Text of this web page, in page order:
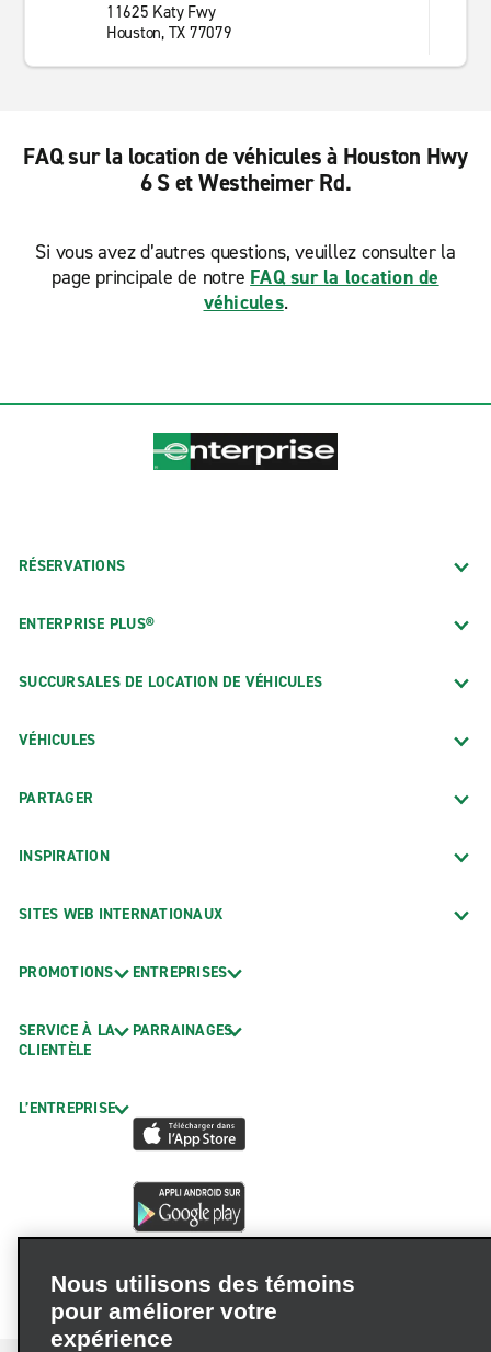
11625 Katy Fwy
Houston, TX 77079
FAQ sur la location de véhicules à Houston Hwy
6 S et Westheimer Rd.
Si vous avez d’autres questions, veuillez consulter la
page principale de notre FAQ sur la location de
véhicules.
RÉSERVATIONS
ENTERPRISE PLUS®
SUCCURSALES DE LOCATION DE VÉHICULES
VÉHICULES
PARTAGER
INSPIRATION
SITES WEB INTERNATIONAUX
PROMOTIONS
SERVICE À LA
CLIENTÈLE
L’ENTREPRISE
ENTREPRISES
PARRAINAGES
Nous utilisons des témoins
pour améliorer votre
expérience